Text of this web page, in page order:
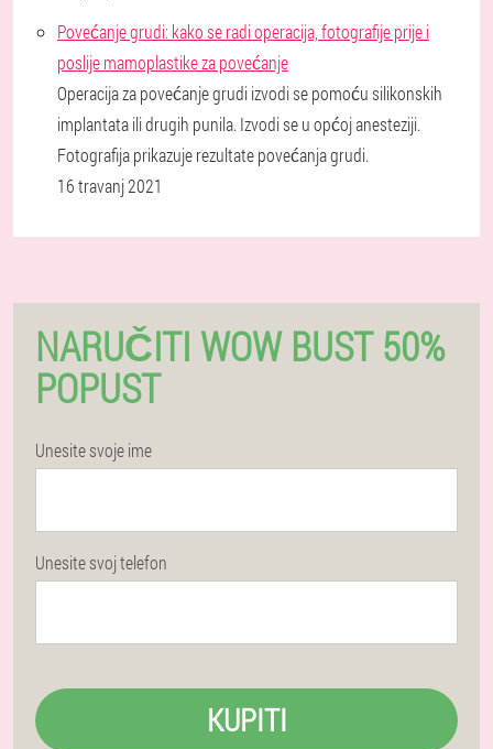
Povećanje grudi: kako se radi operacija, fotografije prije i
poslije mamoplastike za povećanje
Operacija za povećanje grudi izvodi se pomoću silikonskih
implantata ili drugih punila. Izvodi se u općoj anesteziji.
Fotografija prikazuje rezultate povećanja grudi.
16 travanj 2021
NARUČITI WOW BUST 50%
POPUST
Unesite svoje ime
Unesite svoj telefon
KUPITI